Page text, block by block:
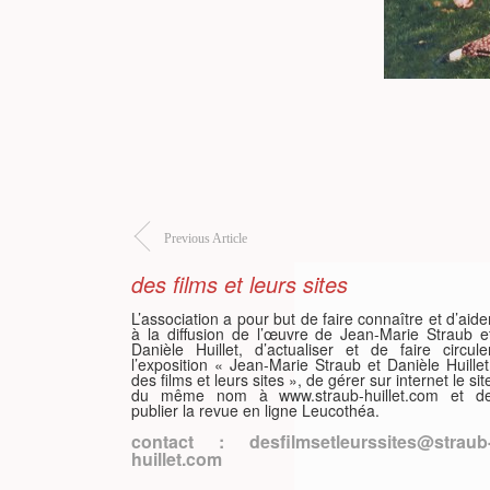
Previous Article
des films et leurs sites
L’association a pour but de faire connaître et
à la diffusion de l’œuvre de Jean-Marie Straub
Danièle Huillet, d’actualiser et de faire
l’exposition « Jean-Marie Straub et Danièle
des films et leurs sites », de gérer sur internet le
du même nom à www.straub-huillet.com et
publier la revue en ligne Leucothéa.
contact :
huillet.com